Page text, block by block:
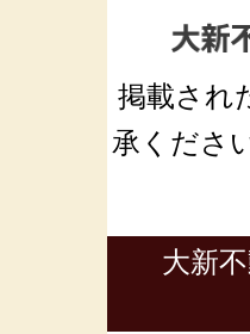
掲載され
承くださ
大新